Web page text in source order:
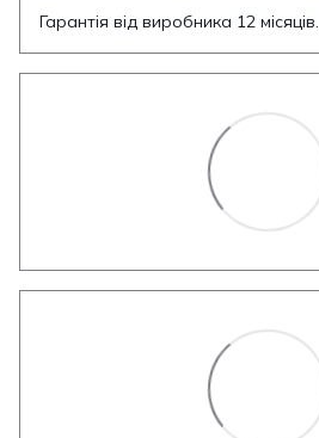
Гарантія від виробника 12 місяців.